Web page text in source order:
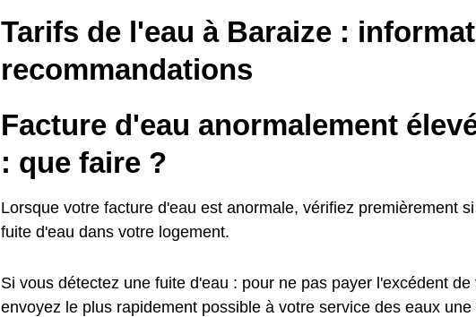
Tarifs de l'eau à Baraize :
recommandations
Facture d'eau anormalement
: que faire ?
Lorsque votre facture d'eau est anormale, vérifiez premièrement
fuite d'eau dans votre logement.
Si vous détectez une fuite d'eau : pour ne pas payer l'excédent
envoyez le plus rapidement possible à votre service des eaux